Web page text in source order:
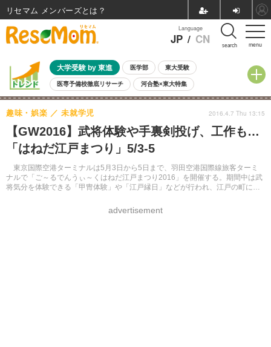
menu
Language
JP / CN search
大学受験 by 東進 医学部 東大受験
医専予備校徹底リサーチ 河合塾×東大特集
親子で考える大学選び 高校受験 中学受験 小学校受験
共通テスト 夏休み
8月開催イベント・WS 全国公立高校 過去問 人気記事
自由研究教材（小学生向け） 自由研究教材（中学生向け）
【GW2016】武将体験や手裏剣投げ、工作も…
「はねだ江戸まつり」5/3-5
東京国際空港ターミナルは5月3日から5日まで、羽田空港国際線旅客ターミ
ナルで「ご～るでんうぃ～くはねだ江戸まつり2016」を開催する。期間中は武
将気分を体験できる「甲冑体験」や「江戸縁日」などが行われ、江戸の町にタ
趣味・娯楽 未就学児
advertisement
2016.4.7 Thu 13:15
リセマム メンバーズ